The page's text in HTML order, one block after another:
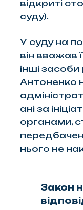
відкриті
суду).
У суду на
він вважав
інші
Антоненко
ані за
органами,
нього не
Закон